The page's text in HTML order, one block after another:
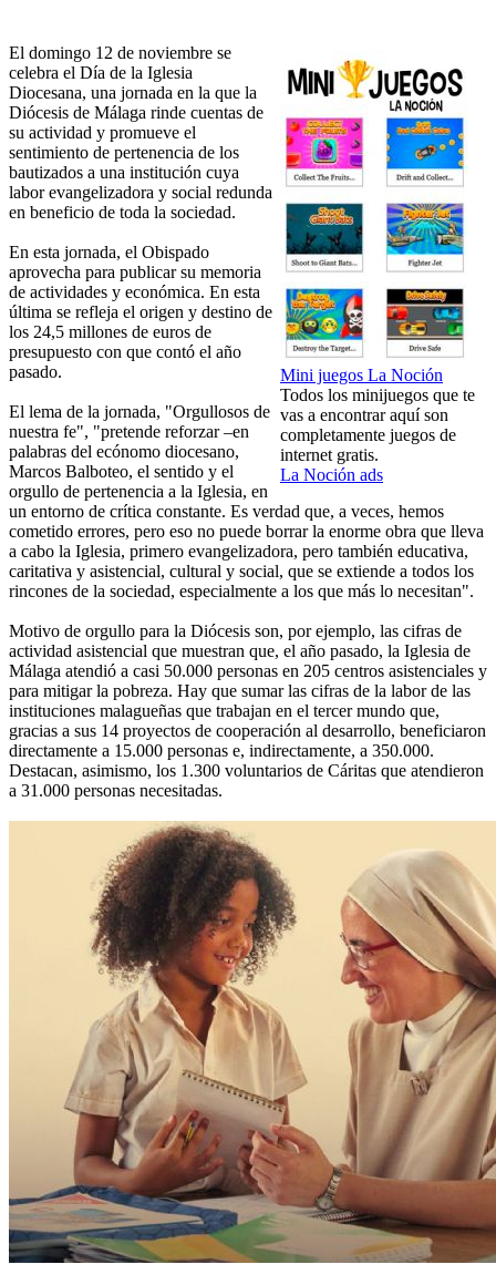
Mini juegos La Noción
Todos los minijuegos que te
vas a encontrar aquí son
completamente juegos de
internet gratis.
La Noción ads
El domingo 12 de noviembre se
celebra el Día de la Iglesia
Diocesana, una jornada en la que la
Diócesis de Málaga rinde cuentas de
su actividad y promueve el
sentimiento de pertenencia de los
bautizados a una institución cuya
labor evangelizadora y social redunda
en beneficio de toda la sociedad.
En esta jornada, el Obispado
aprovecha para publicar su memoria
de actividades y económica. En esta
última se refleja el origen y destino de
los 24,5 millones de euros de
presupuesto con que contó el año
pasado.
El lema de la jornada, "Orgullosos de
nuestra fe", "pretende reforzar –en
palabras del ecónomo diocesano,
Marcos Balboteo, el sentido y el
orgullo de pertenencia a la Iglesia, en
un entorno de crítica constante. Es verdad que, a veces, hemos
cometido errores, pero eso no puede borrar la enorme obra que lleva
a cabo la Iglesia, primero evangelizadora, pero también educativa,
caritativa y asistencial, cultural y social, que se extiende a todos los
rincones de la sociedad, especialmente a los que más lo necesitan".
Motivo de orgullo para la Diócesis son, por ejemplo, las cifras de
actividad asistencial que muestran que, el año pasado, la Iglesia de
Málaga atendió a casi 50.000 personas en 205 centros asistenciales y
para mitigar la pobreza. Hay que sumar las cifras de la labor de las
instituciones malagueñas que trabajan en el tercer mundo que,
gracias a sus 14 proyectos de cooperación al desarrollo, beneficiaron
directamente a 15.000 personas e, indirectamente, a 350.000.
Destacan, asimismo, los 1.300 voluntarios de Cáritas que atendieron
a 31.000 personas necesitadas.